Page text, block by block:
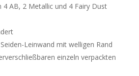
4 AB, 2 Metallic und 4 Fairy Dust
Leinwand mit welligen Rand
einzeln verpackten